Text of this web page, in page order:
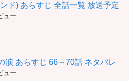
ド) あらすじ 全話一覧 放送予定
ュー
涙 あらすじ 66～70話 ネタバレ
ュー